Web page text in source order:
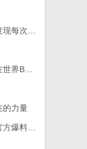
被踢下线了
能曝出的
的力量
新的章节